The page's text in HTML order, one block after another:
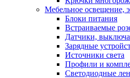
Мебельное освещение,
Блоки питания
Встраиваемые
Датчики,
Зарядные
Источники света
Профили и
Светодиодные